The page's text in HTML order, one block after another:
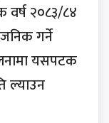
वर्ष २०८३/८४
गर्ने
यसपटक
ल्याउन